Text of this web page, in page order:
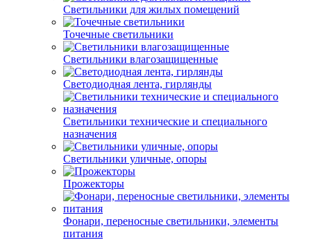
Светильники для жилых помещений
Точечные светильники
Светильники влагозащищенные
Светодиодная лента, гирлянды
Светильники технические и специального
назначения
Светильники уличные, опоры
Прожекторы
Фонари, переносные светильники, элементы
питания